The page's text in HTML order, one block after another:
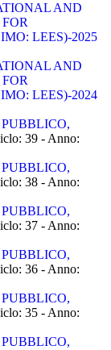
AND
LEES)-2025
AND
LEES)-2024
39 - Anno:
38 - Anno:
37 - Anno:
36 - Anno:
35 - Anno: